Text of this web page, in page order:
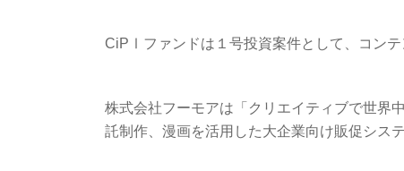
CiPⅠファンドは１号投資案件として、コンテ
株式会社フーモアは「クリエイティブで世界
託制作、漫画を活用した大企業向け販促シス